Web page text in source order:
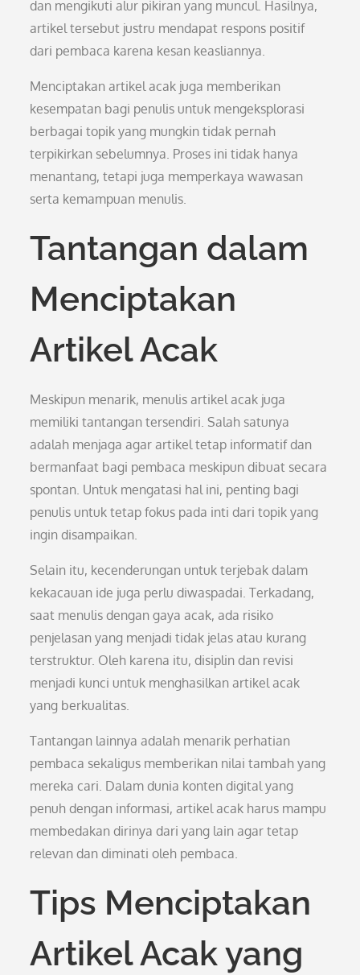
dan mengikuti alur pikiran yang muncul. Hasilnya,
artikel tersebut justru mendapat respons positif
dari pembaca karena kesan keasliannya.
Menciptakan artikel acak juga memberikan
kesempatan bagi penulis untuk mengeksplorasi
berbagai topik yang mungkin tidak pernah
terpikirkan sebelumnya. Proses ini tidak hanya
menantang, tetapi juga memperkaya wawasan
serta kemampuan menulis.
Tantangan dalam
Menciptakan
Artikel Acak
Meskipun menarik, menulis artikel acak juga
memiliki tantangan tersendiri. Salah satunya
adalah menjaga agar artikel tetap informatif dan
bermanfaat bagi pembaca meskipun dibuat secara
spontan. Untuk mengatasi hal ini, penting bagi
penulis untuk tetap fokus pada inti dari topik yang
ingin disampaikan.
Selain itu, kecenderungan untuk terjebak dalam
kekacauan ide juga perlu diwaspadai. Terkadang,
saat menulis dengan gaya acak, ada risiko
penjelasan yang menjadi tidak jelas atau kurang
terstruktur. Oleh karena itu, disiplin dan revisi
menjadi kunci untuk menghasilkan artikel acak
yang berkualitas.
Tantangan lainnya adalah menarik perhatian
pembaca sekaligus memberikan nilai tambah yang
mereka cari. Dalam dunia konten digital yang
penuh dengan informasi, artikel acak harus mampu
membedakan dirinya dari yang lain agar tetap
relevan dan diminati oleh pembaca.
Tips Menciptakan
Artikel Acak yang